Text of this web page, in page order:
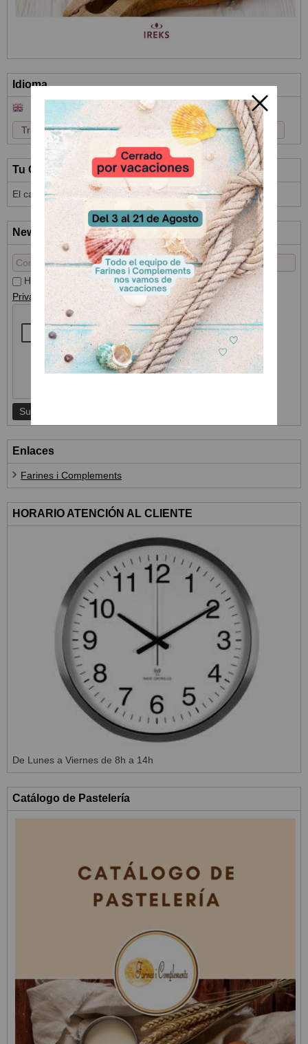
Idioma
Tu Carrito (0)
El carrito de la compra está vacío
Newsletter
He leído y acepto el Tratamiento de datosy laPolítica de
Privacidad
Enlaces
Farines i Complements
HORARIO ATENCIÓN AL CLIENTE
De Lunes a Viernes de 8h a 14h
Catálogo de Pastelería